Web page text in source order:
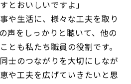
とおいしいですよ」
や生活に、様々な工夫を取り
声をしっかりと聴いて、他の
とも私たち職員の役割です。
士のつながりを大切にしなが
や工夫を広げていきたいと思